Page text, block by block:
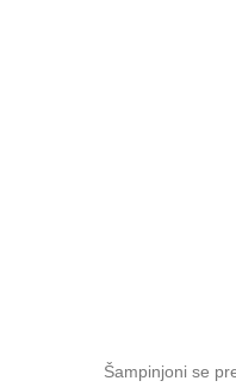
Šampinjoni se